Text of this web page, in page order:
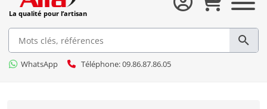
La qualité pour l’artisan
WhatsApp Téléphone: 09.86.87.86.05